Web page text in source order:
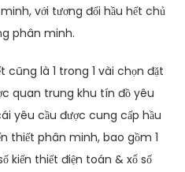
với tương đối hầu hết chủ
phân minh.
cũng là 1 trong 1 vài chọn đặt
quan trung khu tín đồ yêu
yêu cầu được cung cấp hầu
thiết phân minh, bao gồm 1
kiến thiết điện toán & xổ số